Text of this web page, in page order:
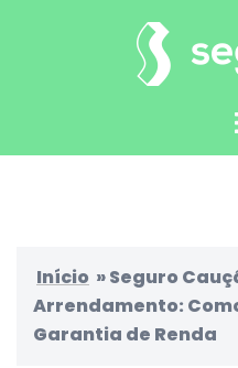
Início »Seguro
Arrendamento:
Garantia de Renda